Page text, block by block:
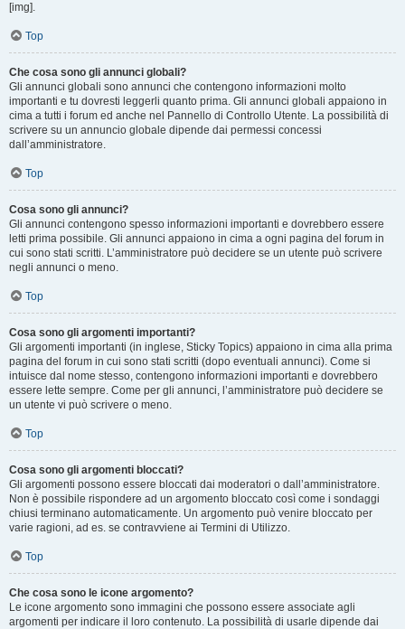
[img].
Top
Che cosa sono gli annunci globali?
Gli annunci globali sono annunci che contengono informazioni molto
importanti e tu dovresti leggerli quanto prima. Gli annunci globali appaiono in
cima a tutti i forum ed anche nel Pannello di Controllo Utente. La possibilità di
scrivere su un annuncio globale dipende dai permessi concessi
dall’amministratore.
Top
Cosa sono gli annunci?
Gli annunci contengono spesso informazioni importanti e dovrebbero essere
letti prima possibile. Gli annunci appaiono in cima a ogni pagina del forum in
cui sono stati scritti. L’amministratore può decidere se un utente può scrivere
negli annunci o meno.
Top
Cosa sono gli argomenti importanti?
Gli argomenti importanti (in inglese, Sticky Topics) appaiono in cima alla prima
pagina del forum in cui sono stati scritti (dopo eventuali annunci). Come si
intuisce dal nome stesso, contengono informazioni importanti e dovrebbero
essere lette sempre. Come per gli annunci, l’amministratore può decidere se
un utente vi può scrivere o meno.
Top
Cosa sono gli argomenti bloccati?
Gli argomenti possono essere bloccati dai moderatori o dall’amministratore.
Non è possibile rispondere ad un argomento bloccato così come i sondaggi
chiusi terminano automaticamente. Un argomento può venire bloccato per
varie ragioni, ad es. se contravviene ai Termini di Utilizzo.
Top
Che cosa sono le icone argomento?
Le icone argomento sono immagini che possono essere associate agli
argomenti per indicare il loro contenuto. La possibilità di usarle dipende dai